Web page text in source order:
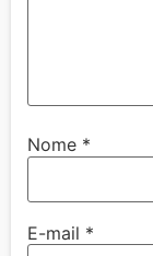
Nome *
E-mail *